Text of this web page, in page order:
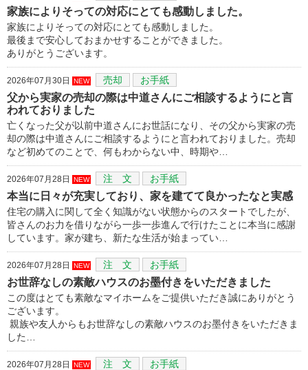
家族によりそっての対応にとても感動しました。
家族によりそっての対応にとても感動しました。
最後まで安心しておまかせすることができました。
ありがとうございます。
2026年07月30日 NEW 売却 お手紙
父から実家の売却の際は中道さんにご相談するようにと言
われておりました
亡くなった父が以前中道さんにお世話になり、その父から実家の売
却の際は中道さんにご相談するようにと言われておりました。売却
など初めてのことで、何もわからない中、時期や…
2026年07月28日 NEW 注 文 お手紙
本当に日々が充実しており、家を建てて良かったなと実感
住宅の購入に関して全く知識がない状態からのスタートでしたが、
皆さんのお力を借りながら一歩一歩進んで行けたことに本当に感謝
しています。家が建ち、新たな生活が始まってい…
2026年07月28日 NEW 注 文 お手紙
お世辞なしの素敵ハウスのお墨付きをいただきました
この度はとても素敵なマイホームをご提供いただき誠にありがとう
ございます。
親族や友人からもお世辞なしの素敵ハウスのお墨付きをいただきま
した…
2026年07月28日 NEW 注 文 お手紙